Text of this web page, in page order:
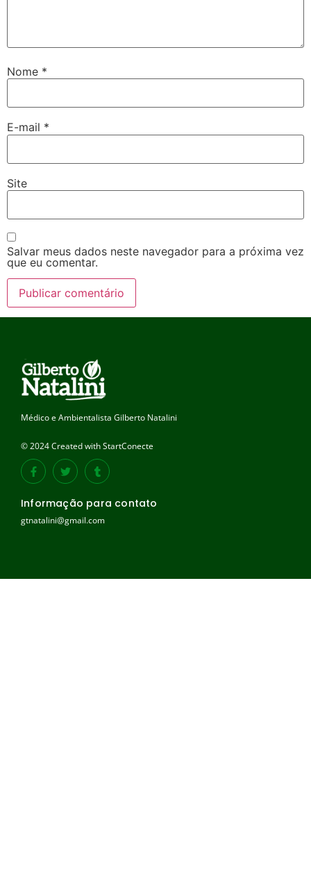
Nome *
E-mail *
Site
Salvar meus dados neste navegador para a próxima vez
que eu comentar.
Médico e Ambientalista Gilberto Natalini
© 2024 Created with StartConecte
Informação para contato
gtnatalini@gmail.com